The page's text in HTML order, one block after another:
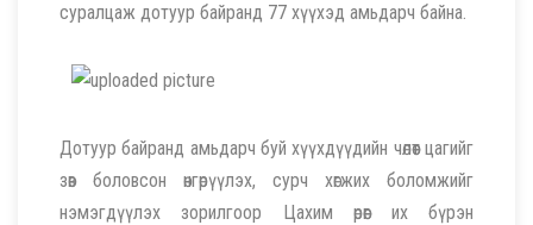
суралцаж дотуур байранд 77 хүүхэд амьдарч байна.
Дотуур байранд амьдарч буй хүүхдүүдийн чөлөөт цагийг
зөв боловсон өнгөрүүлэх, сурч хөгжих боломжийг
нэмэгдүүлэх зорилгоор Цахим өрөөг их бүрэн